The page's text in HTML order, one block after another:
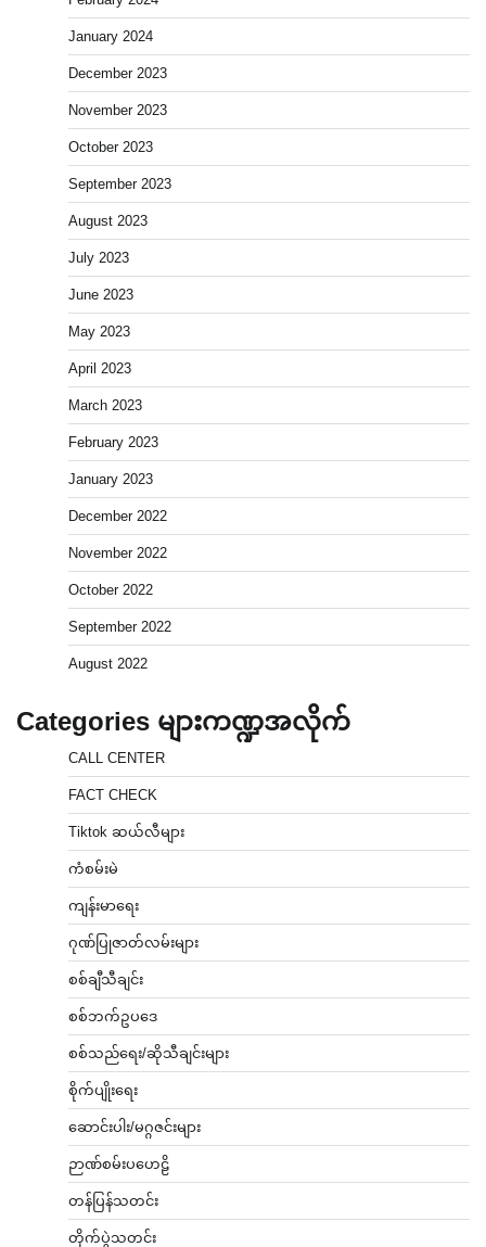
January 2024
December 2023
November 2023
October 2023
September 2023
August 2023
July 2023
June 2023
May 2023
April 2023
March 2023
February 2023
January 2023
December 2022
November 2022
October 2022
September 2022
August 2022
Categories များကဏ္ဍအလိုက်
CALL CENTER
FACT CHECK
Tiktok ဆယ်လီများ
ကံစမ်းမဲ
ကျန်းမာရေး
ဂုဏ်ပြုဇာတ်လမ်းများ
စစ်ချီသီချင်း
စစ်ဘက်ဥပဒေ
စစ်သည်ရေး/ဆိုသီချင်းများ
စိုက်ပျိုးရေး
ဆောင်းပါး/မဂ္ဂဇင်းများ
ဉာဏ်စမ်းပဟေဠိ
တန်ပြန်သတင်း
တိုက်ပွဲသတင်း